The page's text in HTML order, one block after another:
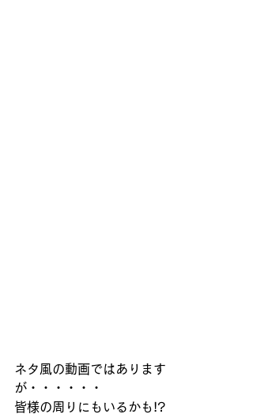
ネタ風の動画ではあります
が・・・・・・
皆様の周りにもいるかも!?